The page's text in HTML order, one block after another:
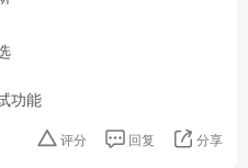
功能
评分 回复 分享